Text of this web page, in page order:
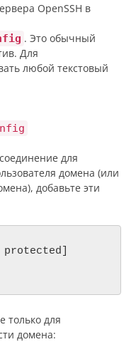
OpenSSH в
. Это обычный
Для
любой текстовый
для
домена (или
добавьте эти
protected]
только для
домена: